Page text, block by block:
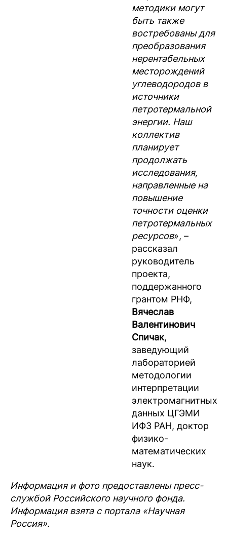
методики могут
быть также
востребованы для
преобразования
нерентабельных
месторождений
углеводородов в
источники
петротермальной
энергии. Наш
коллектив
планирует
продолжать
исследования,
направленные на
повышение
точности оценки
петротермальных
ресурсов», –
рассказал
руководитель
проекта,
поддержанного
грантом РНФ,
Вячеслав
Валентинович
Спичак,
заведующий
лабораторией
методологии
интерпретации
электромагнитных
данных ЦГЭМИ
ИФЗ РАН, доктор
физико-
математических
наук.
Информация и фото предоставлены пресс-
службой Российского научного фонда.
Информация взята с портала «Научная
Россия».